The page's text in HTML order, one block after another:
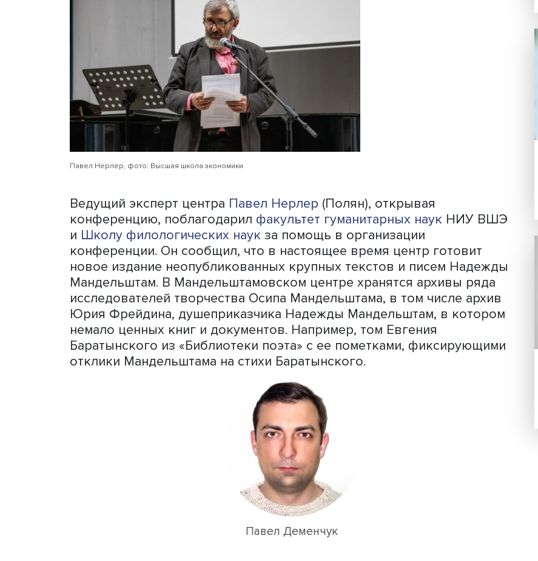
Мандельштамовский центр
НИУ ВШЭ провел
чтения — международную конференцию, посвященную 125-
дня рождения жены поэта и хранителя его наследия Надежды
Яковлевны Мандельштам (Хазиной).
Павел Нерлер, фото: Высшая школа экономики
Ведущий эксперт центраПавел Нерлер
конференцию, поблагодарилфакультет гуманитарных наук
Школу филологических наукза помощь в организации
конференции. Он сообщил, что в настоящее время центр
новое издание неопубликованных крупных текстов и писем
Мандельштам. В Мандельштамовском центре хранятся архивы
исследователей творчества Осипа Мандельштама, в том числе
Юрия Фрейдина, душеприказчика Надежды Мандельштам, в
немало ценных книг и документов. Например, том Евгения